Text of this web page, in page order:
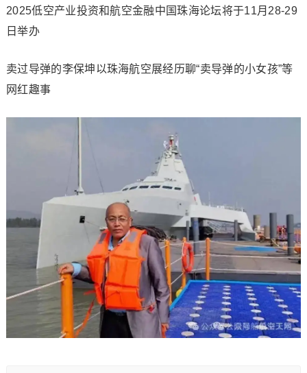
2025低空产业投资和航空金融中国珠海论坛将于11月28-29
日举办
卖过导弹的李保坤以珠海航空展经历聊“卖导弹的小女孩”等
网红趣事